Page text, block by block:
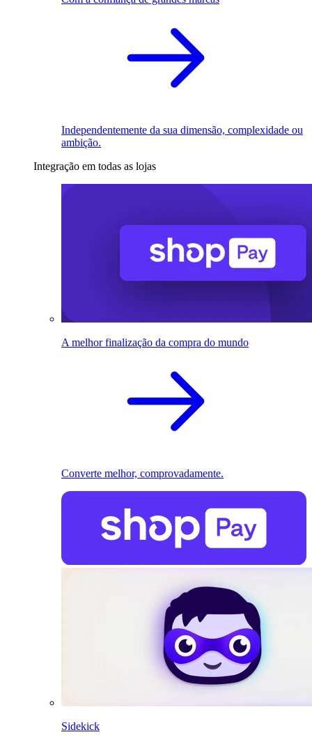
Independentemente da sua dimensão, complexidade ou
ambição.
Integração em todas as lojas
A melhor finalização da compra do mundo
Converte melhor, comprovadamente.
Sidekick